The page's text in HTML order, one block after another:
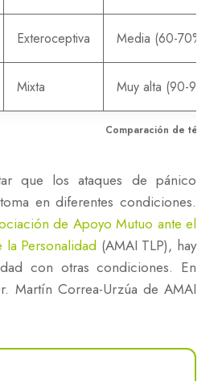
Comparación de
Exteroceptiva Media (60-70%)
Mixta Muy alta (90-95%)
que los ataques de pánico
en diferentes condiciones.
de Apoyo Mutuo ante el
Personalidad (AMAI TLP), hay
con otras condiciones. En
Martín Correa-Urzúa de AMAI